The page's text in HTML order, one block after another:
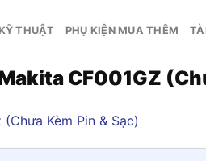
THUẬT PHỤ KIỆN MUA THÊM
CF001GZ